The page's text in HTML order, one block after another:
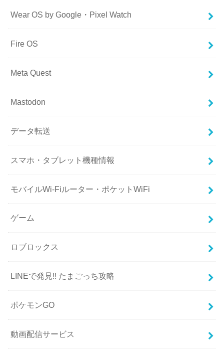
Wear OS by Google・Pixel Watch
Fire OS
Meta Quest
Mastodon
データ転送
スマホ・タブレット機種情報
モバイルWi-Fiルーター・ポケットWiFi
ゲーム
ロブロックス
LINEで発見!! たまごっち攻略
ポケモンGO
動画配信サービス